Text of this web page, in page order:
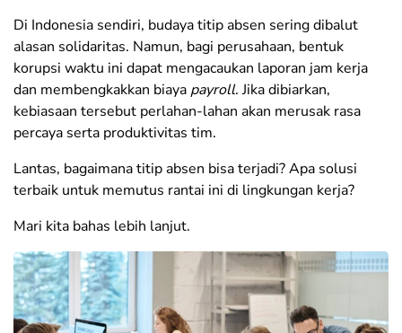
Di Indonesia sendiri, budaya titip absen sering dibalut
alasan solidaritas. Namun, bagi perusahaan, bentuk
korupsi waktu ini dapat mengacaukan laporan jam kerja
dan membengkakkan biaya payroll. Jika dibiarkan,
kebiasaan tersebut perlahan-lahan akan merusak rasa
percaya serta produktivitas tim.
Lantas, bagaimana titip absen bisa terjadi? Apa solusi
terbaik untuk memutus rantai ini di lingkungan kerja?
Mari kita bahas lebih lanjut.